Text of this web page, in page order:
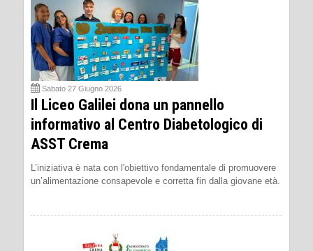
Sabato 27 Giugno 2026
Il Liceo Galilei dona un pannello
informativo al Centro Diabetologico di
ASST Crema
L’iniziativa è nata con l'obiettivo fondamentale di promuovere
un’alimentazione consapevole e corretta fin dalla giovane età.